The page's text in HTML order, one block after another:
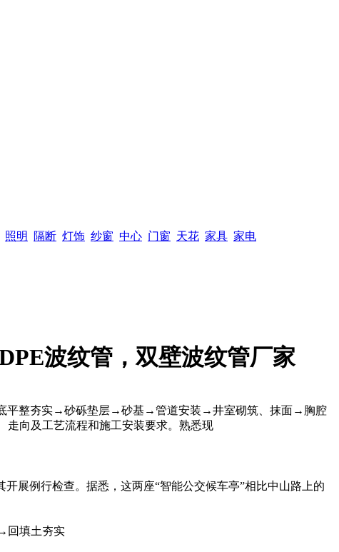
照明 隔断 灯饰 纱窗 中心 门窗 天花 家具 家电
波纹管，双壁波纹管厂家
底平整夯实→砂砾垫层→砂基→管道安装→井室砌筑、抹面→胸腔
向及工艺流程和施工安装要求。熟悉现
展例行检查。据悉，这两座“智能公交候车亭”相比中山路上的
填土夯实